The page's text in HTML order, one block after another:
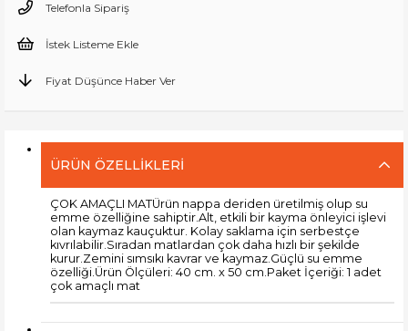
Telefonla Sipariş
İstek Listeme Ekle
Fiyat Düşünce Haber Ver
ÜRÜN ÖZELLIKLERI
ÇOK AMAÇLI MATÜrün nappa deriden üretilmiş olup su
emme özelliğine sahiptir.Alt, etkili bir kayma önleyici işlevi
olan kaymaz kauçuktur. Kolay saklama için serbestçe
kıvrılabilir.Sıradan matlardan çok daha hızlı bir şekilde
kurur.Zemini sımsıkı kavrar ve kaymaz.Güçlü su emme
özelliği.Ürün Ölçüleri: 40 cm. x 50 cm.Paket İçeriği: 1 adet
çok amaçlı mat